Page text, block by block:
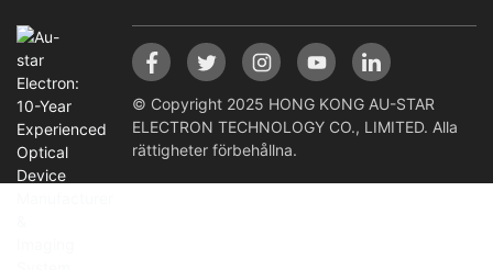
© Copyright 2025 HONG KONG AU-STAR
ELECTRON TECHNOLOGY CO., LIMITED. Alla
rättigheter förbehållna.